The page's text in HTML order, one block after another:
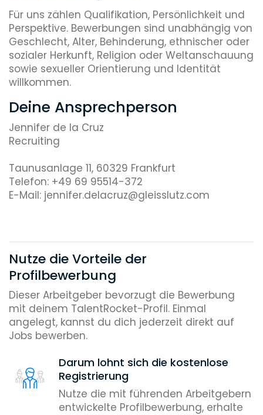
Für uns zählen Qualifikation, Persönlichkeit und
Perspektive. Bewerbungen sind unabhängig von
Geschlecht, Alter, Behinderung, ethnischer oder
sozialer Herkunft, Religion oder Weltanschauung
sowie sexueller Orientierung und Identität
willkommen.
Deine Ansprechperson
Jennifer de la Cruz
Recruiting
Taunusanlage 11, 60329 Frankfurt
Telefon: +49 69 95514-372
E-Mail: jennifer.delacruz@gleisslutz.com
Nutze die Vorteile der
Profilbewerbung
Dieser Arbeitgeber bevorzugt die Bewerbung
mit deinem TalentRocket-Profil. Einmal
angelegt, kannst du dich jederzeit direkt auf
Jobs bewerben.
Darum lohnt sich die kostenlose
Registrierung
Nutze die mit führenden Arbeitgebern
entwickelte Profilbewerbung, erhalte